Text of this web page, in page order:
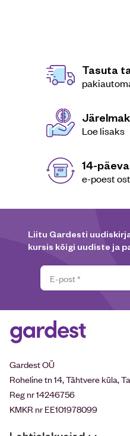
Tasuta
Loe lisaks
14-
e-poest
Liitu Gardesti
kursis kõigi uudiste ja
Gardest OÜ
Roheline tn 14, Tähtvere küla,
Reg nr 14246756
KMKR nr EE101978099